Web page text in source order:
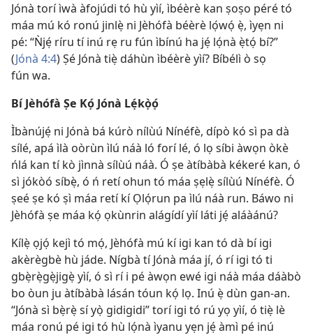
Jónà torí ìwà àfojúdi tó hù yìí, ìbéèrè kan ṣoṣo péré tó
máa mú kó ronú jinlẹ̀ ni Jèhófà béèrè lọ́wọ́ ẹ̀, ìyẹn ni
pé: “Ǹjẹ́ ríru tí inú rẹ ru fún ìbínú ha jẹ́ lọ́nà ẹ̀tọ́ bí?”
(Jónà 4:4) Ṣé Jónà tiẹ̀ dáhùn ìbéèrè yìí? Bíbélì ò sọ
fún wa.
Bí Jèhófà Ṣe Kọ́ Jónà Lẹ́kọ̀ọ́
Ìbànújẹ́ ni Jónà bá kúrò nílùú Nínéfè, dípò kó sì pa dà
sílé, apá ìlà oòrùn ìlú náà ló forí lé, ó lọ síbi àwọn òkè
ńlá kan tí kò jìnnà sílùú náà. Ó ṣe àtíbàbà kékeré kan, ó
sì jókòó síbẹ̀, ó ń retí ohun tó máa ṣẹlẹ̀ sílùú Nínéfè. Ó
ṣeé ṣe kó ṣì máa retí kí Ọlọ́run pa ìlú náà run. Báwo ni
Jèhófà ṣe máa kọ́ ọkùnrin alágídí yìí láti jẹ́ aláàánú?
Kílẹ̀ ọjọ́ kejì tó mọ́, Jèhófà mú kí igi kan tó dà bí igi
akèrègbè hù jáde. Nígbà tí Jónà máa jí, ó rí igi tó ti
gbẹ̀rẹ̀gẹ̀jigẹ̀ yìí, ó sì rí i pé àwọn ewé igi náà máa dáàbò
bo òun ju àtíbàbà lásán tóun kọ́ lọ. Inú ẹ̀ dùn gan-an.
“Jónà sì bẹ̀rẹ̀ sí yọ̀ gidigidi” torí igi tó rú yọ yìí, ó tiẹ̀ lè
máa ronú pé igi tó hù lọ́nà ìyanu yẹn jẹ́ àmì pé inú